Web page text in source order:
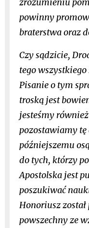
zrozumieniu
powinny
braterstwa oraz
Czy sądzicie,
tego
Pisanie o tym
troską jest
jesteśmy
pozostawiamy
późniejszemu
do tych, którzy
Apostolska jest
poszukiwać
Honoriusz
powszechny ze